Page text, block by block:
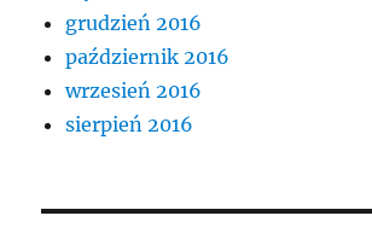
grudzień 2016
październik 2016
wrzesień 2016
sierpień 2016